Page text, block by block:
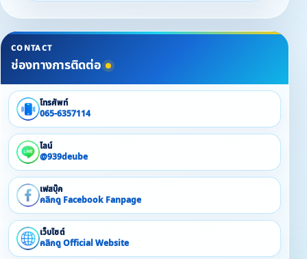
CONTACT
ช่องทางการติดต่อ
โทรศัพท์
065-6357114
ไลน์
@939deube
เฟสบุ๊ค
คลิกดู Facebook Fanpage
เว็บไซต์
คลิกดู Official Website